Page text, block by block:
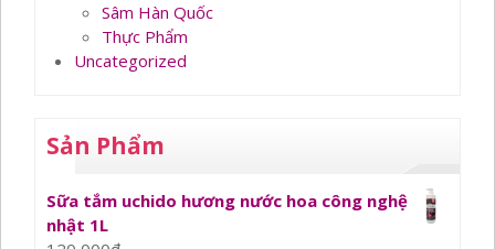
Sâm Hàn Quốc
Thực Phẩm
Uncategorized
Sản Phẩm
Sữa tắm uchido hương nước hoa công nghệ
nhật 1L